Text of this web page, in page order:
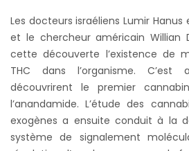
Les docteurs israéliens Lumir
et le chercheur américain Willian
cette découverte l’existence de
THC dans l’organisme. C’est
découvrirent le premier
l’anandamide. L’étude des
exogènes a ensuite conduit à la
système de signalement